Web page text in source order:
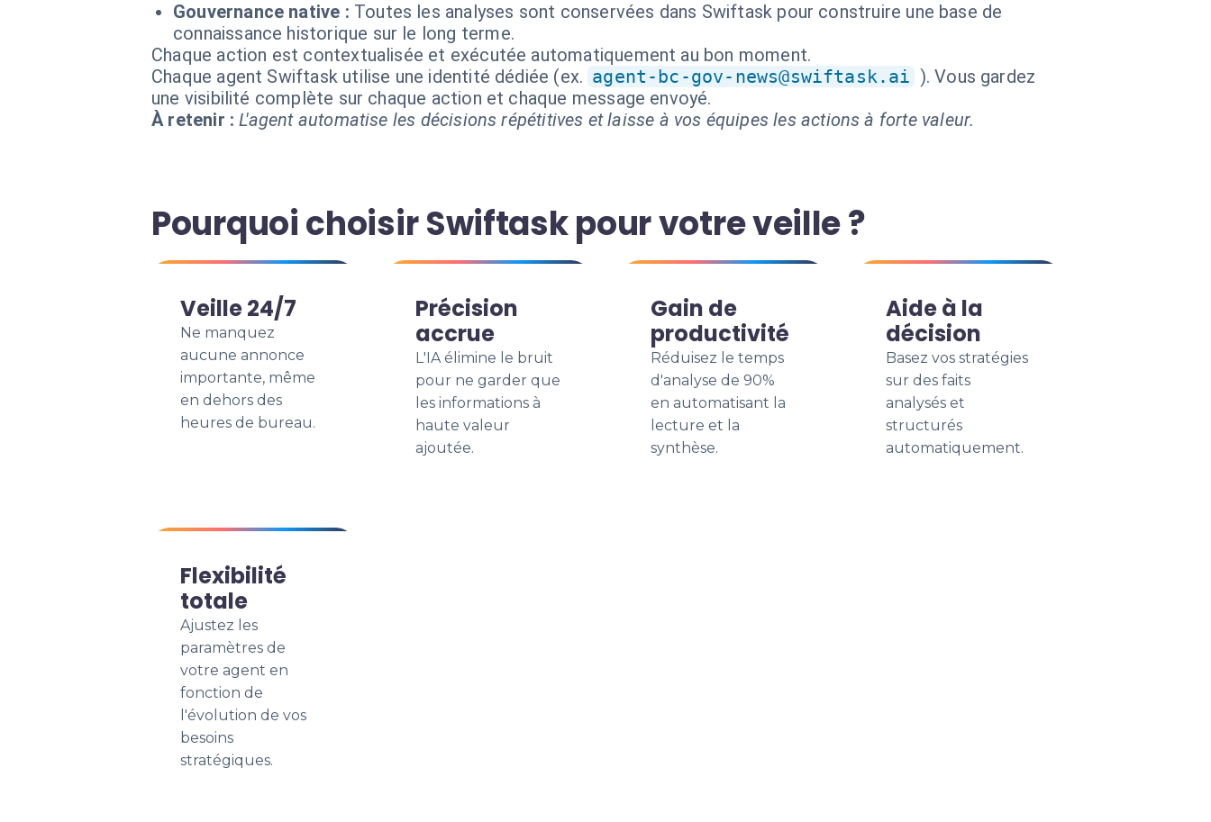
Gouvernance native : Toutes les analyses sont conservées dans Swiftask pour construire une base de
connaissance historique sur le long terme.
Chaque action est contextualisée et exécutée automatiquement au bon moment.
Chaque agent Swiftask utilise une identité dédiée (ex. agent-bc-gov-news@swiftask.ai ). Vous gardez
une visibilité complète sur chaque action et chaque message envoyé.
À retenir : L'agent automatise les décisions répétitives et laisse à vos équipes les actions à forte valeur.
Pourquoi choisir Swiftask pour votre veille ?
Veille 24/7
Ne manquez
aucune annonce
importante, même
en dehors des
heures de bureau.
Précision
accrue
L'IA élimine le bruit
pour ne garder que
les informations à
haute valeur
ajoutée.
Gain de
productivité
Réduisez le temps
d'analyse de 90%
en automatisant la
lecture et la
synthèse.
Aide à la
décision
Basez vos stratégies
sur des faits
analysés et
structurés
automatiquement.
Flexibilité
totale
Ajustez les
paramètres de
votre agent en
fonction de
l'évolution de vos
besoins
stratégiques.